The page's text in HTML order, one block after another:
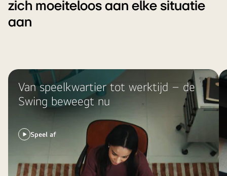
zich moeiteloos aan elke situatie
aan
Een
vrouw
werkt
illustratie
van
Van speelkwartier tot werktijd – de
Swing beweegt nu
Speel af
in
de